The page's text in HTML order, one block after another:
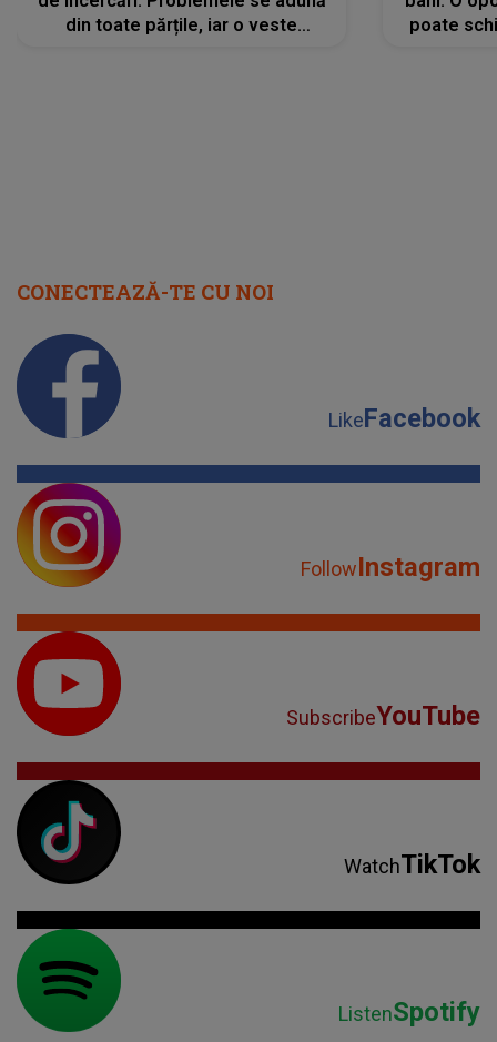
din toate părțile, iar o veste
poate
CONECTEAZĂ-TE CU NOI
LikeFacebook
FollowInstagram
SubscribeYouTube
WatchTikTok
ListenSpotify